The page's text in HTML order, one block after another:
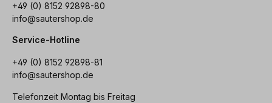
+49 (0) 8152 92898-80
info@sautershop.de
Service-Hotline
+49 (0) 8152 92898-81
info@sautershop.de
Telefonzeit Montag bis Freitag